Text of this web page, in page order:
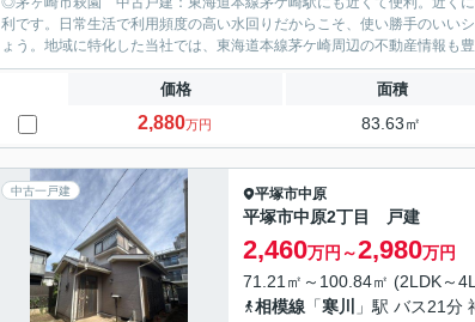
利です。日常生活で利用頻度の高い水回りだからこそ、使い勝手のいい
ょう。地域に特化した当社では、東海道本線茅ケ崎周辺の不動産情報も
価格 面積
2,880万円 83.63㎡
中古一戸建 平塚市中原
平塚市中原2丁目 戸建
2,460万円～2,980万円
71.21㎡～100.84㎡ (2LDK～
相模線 「寒川 」駅 バス21分